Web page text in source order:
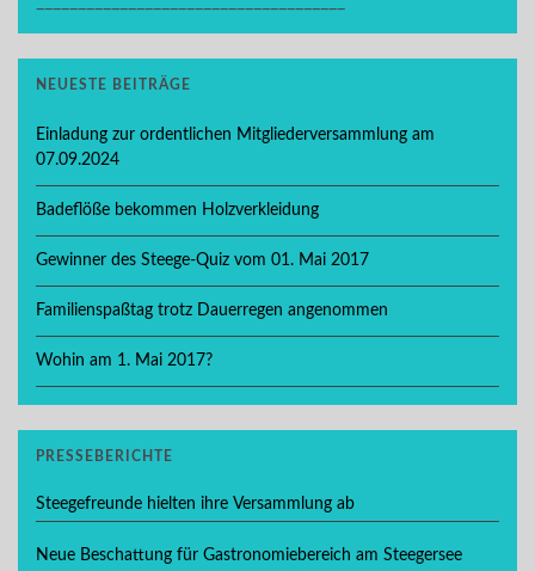
NEUESTE BEITRÄGE
Einladung zur ordentlichen Mitgliederversammlung am
07.09.2024
Badeflöße bekommen Holzverkleidung
Gewinner des Steege-Quiz vom 01. Mai 2017
Familienspaßtag trotz Dauerregen angenommen
Wohin am 1. Mai 2017?
PRESSEBERICHTE
Steegefreunde hielten ihre Versammlung ab
Neue Beschattung für Gastronomiebereich am Steegersee